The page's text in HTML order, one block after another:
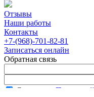
Отзывы
Наши работы
Контакты
+7-(968)-701-82-81
Записаться онлайн
Обратная связь
Согласен с Политикой